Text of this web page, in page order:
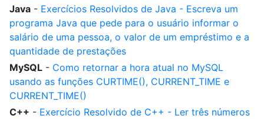
Java - Exercícios Resolvidos de Java - Escreva um
programa Java que pede para o usuário informar o
salário de uma pessoa, o valor de um empréstimo e a
quantidade de prestações
MySQL - Como retornar a hora atual no MySQL
usando as funções CURTIME(), CURRENT_TIME e
CURRENT_TIME()
C++ - Exercício Resolvido de C++ - Ler três números